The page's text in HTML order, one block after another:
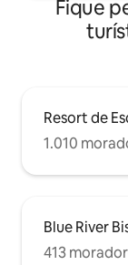
Fique
Resort de
1.010
Blue River
413